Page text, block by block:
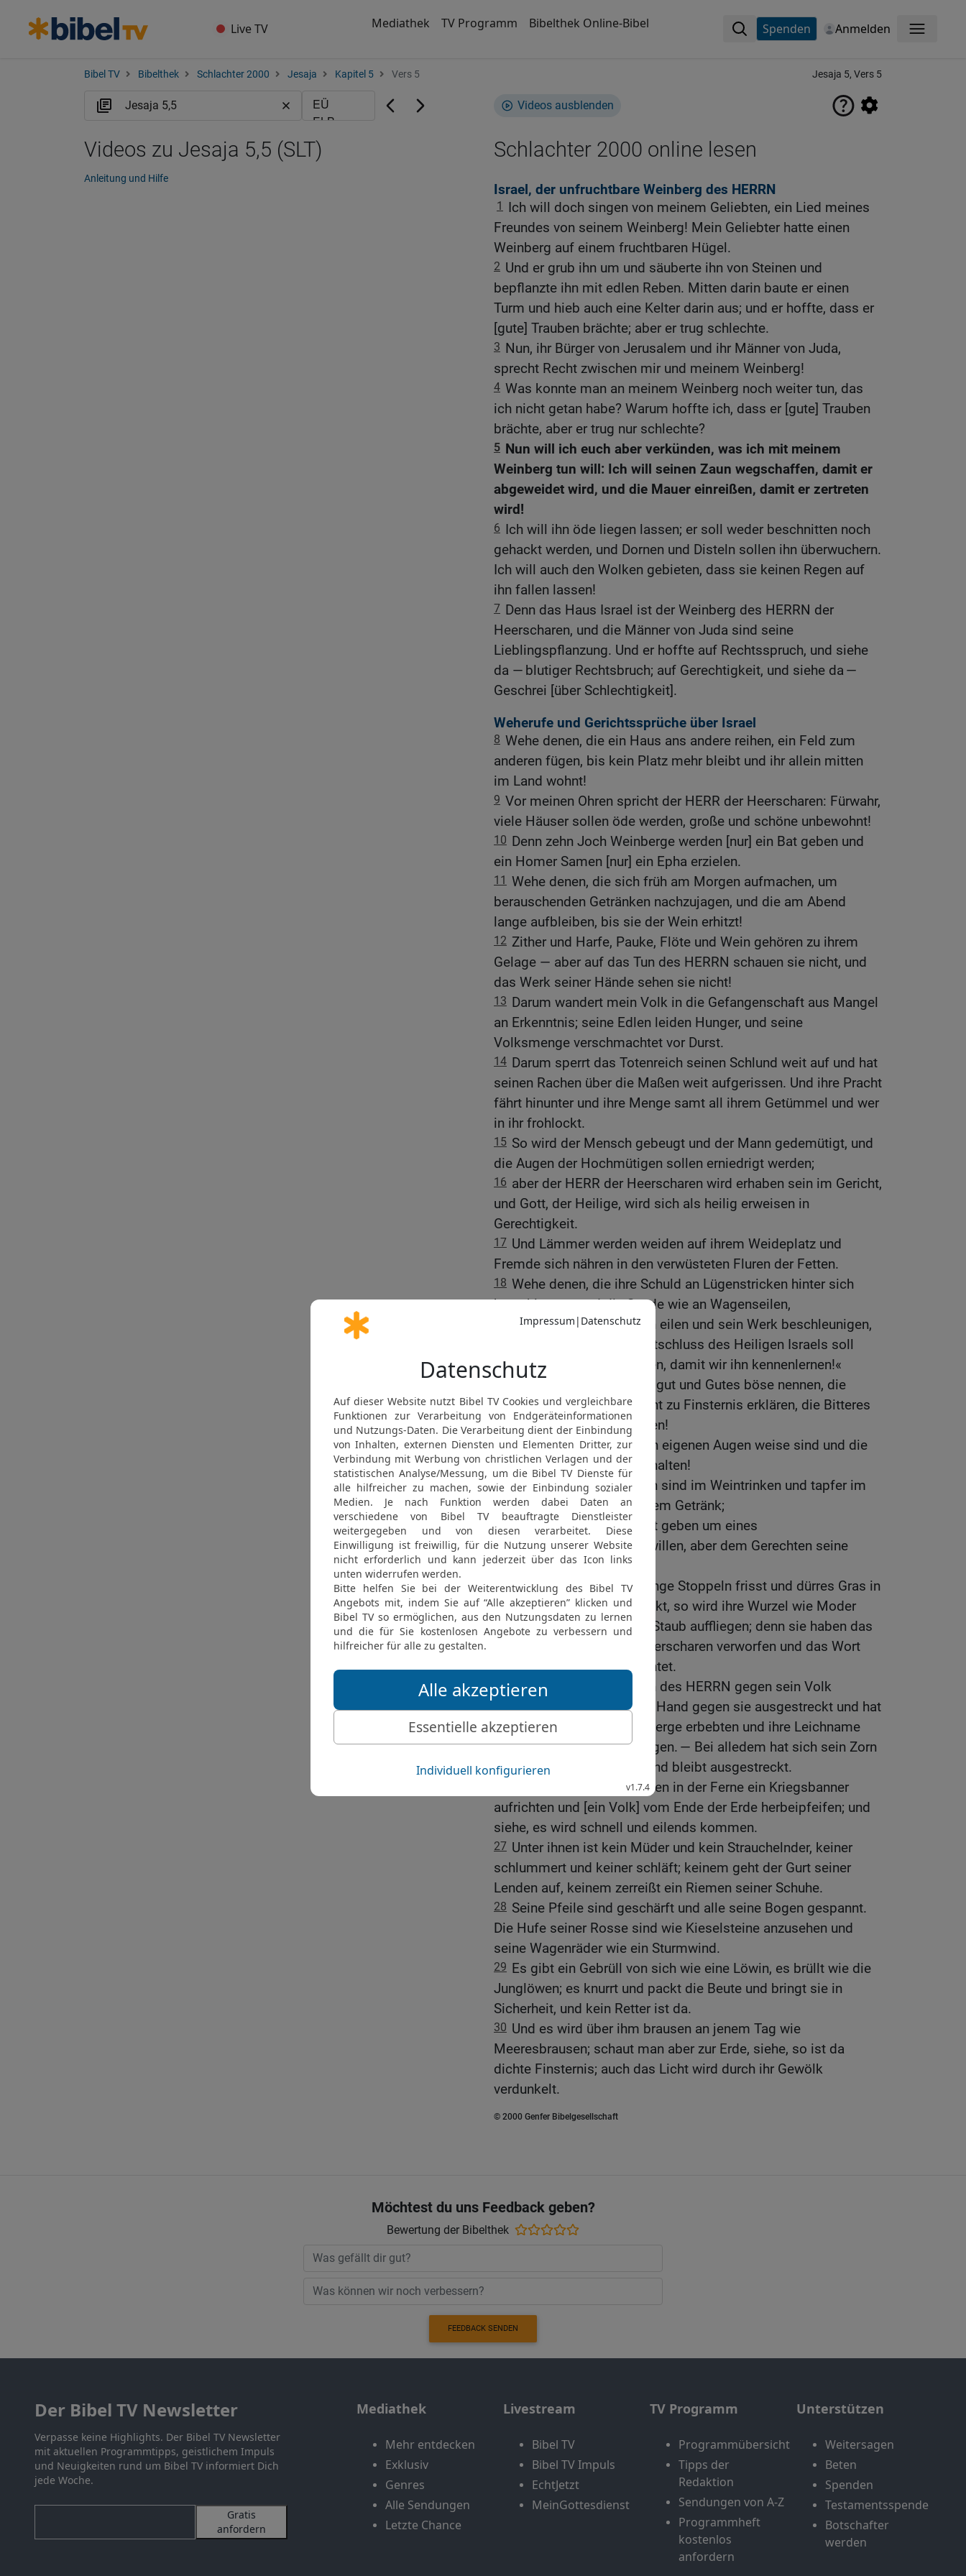
Live TV Mediathek TV Programm Bibelthek Online-Bibel Spenden Anmelden Menü
Bibel TV Bibelthek Schlachter 2000 Jesaja Kapitel 5 Vers 5 Jesaja 5, Vers 5
Videos ausblenden
Schlachter 2000 online lesen
Israel, der unfruchtbare Weinberg des HERRN
1
Ich will doch singen von meinem Geliebten, ein Lied meines
Freundes von seinem Weinberg! Mein Geliebter hatte einen
Weinberg auf einem fruchtbaren Hügel.
2 Und er grub ihn um und säuberte ihn von Steinen und
bepflanzte ihn mit edlen Reben. Mitten darin baute er einen
Turm und hieb auch eine Kelter darin aus; und er hoffte, dass er
[gute] Trauben brächte; aber er trug schlechte.
3 Nun, ihr Bürger von Jerusalem und ihr Männer von Juda,
sprecht Recht zwischen mir und meinem Weinberg!
4 Was konnte man an meinem Weinberg noch weiter tun, das
ich nicht getan habe? Warum hoffte ich, dass er [gute] Trauben
brächte, aber er trug nur schlechte?
5 Nun will ich euch aber verkünden, was ich mit meinem
Weinberg tun will: Ich will seinen Zaun wegschaffen, damit er
abgeweidet wird, und die Mauer einreißen, damit er zertreten
wird!
6 Ich will ihn öde liegen lassen; er soll weder beschnitten noch
gehackt werden, und Dornen und Disteln sollen ihn überwuchern.
Ich will auch den Wolken gebieten, dass sie keinen Regen auf
ihn fallen lassen!
7 Denn das Haus Israel ist der Weinberg des HERRN der
Heerscharen, und die Männer von Juda sind seine
Lieblingspflanzung. Und er hoffte auf Rechtsspruch, und siehe
da — blutiger Rechtsbruch; auf Gerechtigkeit, und siehe da —
Geschrei [über Schlechtigkeit].
Weherufe und Gerichtssprüche über Israel
8 Wehe denen, die ein Haus ans andere reihen, ein Feld zum
anderen fügen, bis kein Platz mehr bleibt und ihr allein mitten
im Land wohnt!
9 Vor meinen Ohren spricht der HERR der Heerscharen: Fürwahr,
viele Häuser sollen öde werden, große und schöne unbewohnt!
10 Denn zehn Joch Weinberge werden [nur] ein Bat geben und
ein Homer Samen [nur] ein Epha erzielen.
11 Wehe denen, die sich früh am Morgen aufmachen, um
berauschenden Getränken nachzujagen, und die am Abend
lange aufbleiben, bis sie der Wein erhitzt!
12 Zither und Harfe, Pauke, Flöte und Wein gehören zu ihrem
Gelage — aber auf das Tun des HERRN schauen sie nicht, und
das Werk seiner Hände sehen sie nicht!
13 Darum wandert mein Volk in die Gefangenschaft aus Mangel
an Erkenntnis; seine Edlen leiden Hunger, und seine
Volksmenge verschmachtet vor Durst.
14 Darum sperrt das Totenreich seinen Schlund weit auf und hat
seinen Rachen über die Maßen weit aufgerissen. Und ihre Pracht
fährt hinunter und ihre Menge samt all ihrem Getümmel und wer
in ihr frohlockt.
15 So wird der Mensch gebeugt und der Mann gedemütigt, und
die Augen der Hochmütigen sollen erniedrigt werden;
16 aber der HERR der Heerscharen wird erhaben sein im Gericht,
und Gott, der Heilige, wird sich als heilig erweisen in
Gerechtigkeit.
17 Und Lämmer werden weiden auf ihrem Weideplatz und
Fremde sich nähren in den verwüsteten Fluren der Fetten.
18 Wehe denen, die ihre Schuld an Lügenstricken hinter sich
herschleppen und die Sünde wie an Wagenseilen,
die sagen: »Er soll doch eilen und sein Werk beschleunigen,
damit wir es sehen; der Ratschluss des Heiligen Israels soll
doch kommen und eintreten, damit wir ihn kennenlernen!«
Wehe denen, die Böses gut und Gutes böse nennen, die
Finsternis zu Licht und Licht zu Finsternis erklären, die Bitteres
süß und Süßes bitter nennen!
21 Wehe denen, die in ihren eigenen Augen weise sind und die
sich selbst für verständig halten!
22 Wehe denen, die Helden sind im Weintrinken und tapfer im
Mischen von berauschendem Getränk;
23 die dem Gottlosen recht geben um eines
Bestechungsgeschenkes willen, aber dem Gerechten seine
Gerechtigkeit absprechen!
24 Darum, wie die Feuerzunge Stoppeln frisst und dürres Gras in
der Flamme zusammensinkt, so wird ihre Wurzel wie Moder
werden und ihre Blüte wie Staub auffliegen; denn sie haben das
Gesetz des HERRN der Heerscharen verworfen und das Wort
des Heiligen Israels verachtet.
25 Darum ist auch der Zorn des HERRN gegen sein Volk
entbrannt, und er hat seine Hand gegen sie ausgestreckt und hat
sie geschlagen, dass die Berge erbebten und ihre Leichname
wie Kot auf den Straßen lagen. — Bei alledem hat sich sein Zorn
nicht abgewandt; seine Hand bleibt ausgestreckt.
Und er wird für die Heiden in der Ferne ein Kriegsbanner
aufrichten und [ein Volk] vom Ende der Erde herbeipfeifen; und
siehe, es wird schnell und eilends kommen.
27 Unter ihnen ist kein Müder und kein Strauchelnder, keiner
schlummert und keiner schläft; keinem geht der Gurt seiner
Lenden auf, keinem zerreißt ein Riemen seiner Schuhe.
28 Seine Pfeile sind geschärft und alle seine Bogen gespannt.
Die Hufe seiner Rosse sind wie Kieselsteine anzusehen und
seine Wagenräder wie ein Sturmwind.
29 Es gibt ein Gebrüll von sich wie eine Löwin, es brüllt wie die
Junglöwen; es knurrt und packt die Beute und bringt sie in
Sicherheit, und kein Retter ist da.
30 Und es wird über ihm brausen an jenem Tag wie
Meeresbrausen; schaut man aber zur Erde, siehe, so ist da
dichte Finsternis; auch das Licht wird durch ihr Gewölk
verdunkelt.
© 2000 Genfer Bibelgesellschaft
Videos zu Jesaja 5,5 (SLT)
Anleitung und Hilfe
Möchtest du uns Feedback geben?
Bewertung der Bibelthek
FEEDBACK SENDEN
Der Bibel TV Newsletter
Verpasse keine Highlights. Der Bibel TV Newsletter
mit aktuellen Programmtipps, geistlichem Impuls
und Neuigkeiten rund um Bibel TV informiert Dich
jede Woche.
Gratis
anfordern
Mediathek
Mehr entdecken
Exklusiv
Genres
Alle Sendungen
Letzte Chance
Livestream
Bibel TV
Bibel TV Impuls
EchtJetzt
MeinGottesdienst
TV Programm
Programmübersicht
Tipps der
Redaktion
Sendungen von A-Z
Programmheft
kostenlos
anfordern
Unterstützen
Weitersagen
Beten
Spenden
Testamentsspende
Botschafter
werden